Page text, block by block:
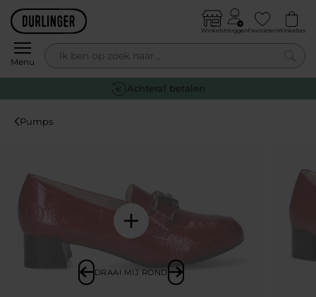
Skip to content
Menu
WinkelsInloggenFavorietenWinkeltas
0
Achteraf betalen
Pumps
DRAAI MIJ ROND